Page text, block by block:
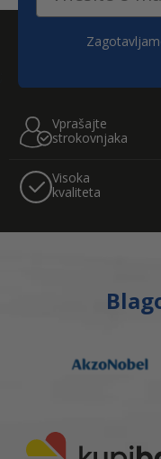
Vprašajte
strokovnjaka
Visoka
kvaliteta